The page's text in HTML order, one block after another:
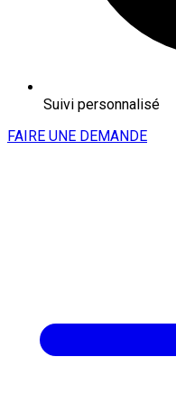
Suivi personnalisé
FAIRE UNE DEMANDE